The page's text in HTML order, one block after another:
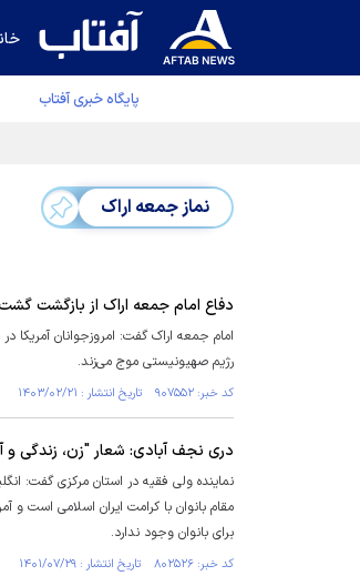
پایگاه خبری آفتاب
نماز جمعه اراک
دفاع امام جمعه اراک از بازگشت
امام جمعه اراک گفت: امروزجوانان آمریکا
رژیم صهیونیستی موج می‌زند.
کد خبر: ۹۰۷۵۵۲ تاریخ انتشار : ۱۴۰۳/۰۲/۲۱
دری نجف آبادی: شعار "زن، زندگی و
نماینده ولی فقیه در استان مرکزی گفت:
مقام بانوان با کرامت ایران اسلامی است و
برای بانوان وجود ندارد.
کد خبر: ۸۰۲۵۲۶ تاریخ انتشار : ۱۴۰۱/۰۷/۲۹